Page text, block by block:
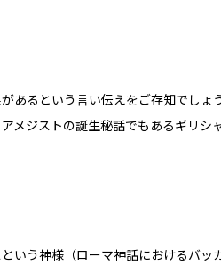
あるという言い伝えをご存知でしょ
メジストの誕生秘話でもあるギリシ
いう神様（ローマ神話におけるバッ